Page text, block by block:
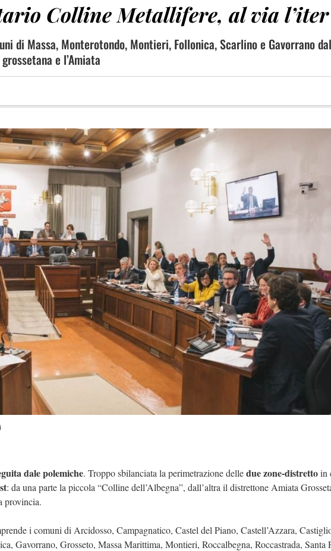
Colline Metallifere, al via l’iter
di Massa, Monterotondo, Montieri, Follonica, Scarlino e Gavorrano dal
e l’Amiata
dale polemiche. Troppo sbilanciata la perimetrazione delledue zone-distrettoin
: da una parte la piccola “Colline dell’Albegna”, dall’altra il distrettone Amiata
provincia.
i comuni di Arcidosso, Campagnatico, Castel del Piano, Castell’Azzara,
Gavorrano, Grosseto, Massa Marittima, Montieri, Roccalbegna, Roccastrada, Santa